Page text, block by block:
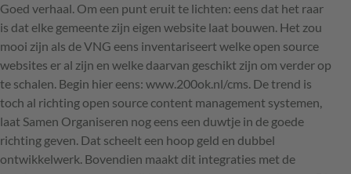
Goed verhaal. Om een punt eruit te lichten: eens dat het raar
is dat elke gemeente zijn eigen website laat bouwen. Het zou
mooi zijn als de VNG eens inventariseert welke open source
websites er al zijn en welke daarvan geschikt zijn om verder op
te schalen. Begin hier eens: www.200ok.nl/cms. De trend is
toch al richting open source content management systemen,
laat Samen Organiseren nog eens een duwtje in de goede
richting geven. Dat scheelt een hoop geld en dubbel
ontwikkelwerk. Bovendien maakt dit integraties met de